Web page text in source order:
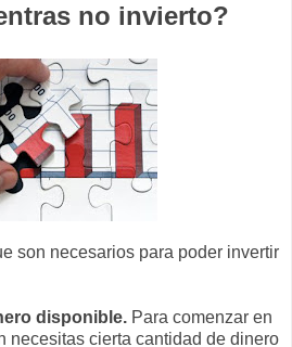
no invierto?
son necesarios para poder invertir
disponible. Para comenzar en
necesitas cierta cantidad de dinero